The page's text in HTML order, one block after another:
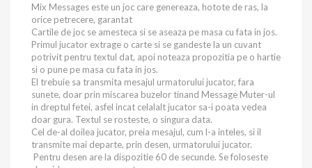
Mix Messages este un joc care genereaza, hotote de ras, la
orice petrecere, garantat
Cartile de joc se amesteca si se aseaza pe masa cu fata in jos.
Primul jucator extrage o carte si se gandeste la un cuvant
potrivit pentru textul dat, apoi noteaza propozitia pe o hartie
si o pune pe masa cu fata in jos.
El trebuie sa transmita mesajul urmatorului jucator, fara
sunete, doar prin miscarea buzelor tinand Message Muter-ul
in dreptul fetei, asfel incat celalalt jucator sa-i poata vedea
doar gura. Textul se rosteste, o singura data.
Cel de-al doilea jucator, preia mesajul, cum l-a inteles, si il
transmite mai departe, prin desen, urmatorului jucator.
Pentru desen are la dispozitie 60 de secunde. Se foloseste